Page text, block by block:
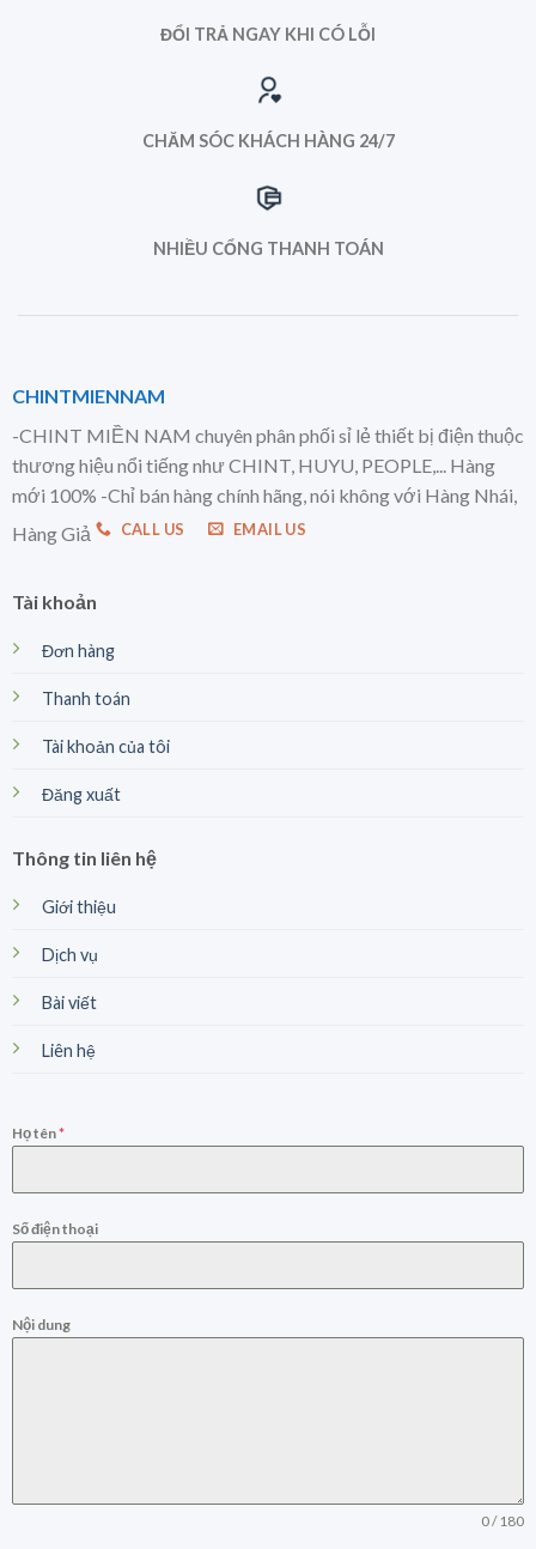
ĐỔI TRẢ NGAY KHI CÓ LỖI
CHĂM SÓC KHÁCH HÀNG 24/7
NHIỀU CỔNG THANH TOÁN
CHINTMIENNAM
-CHINT MIỀN NAM chuyên phân phối sỉ lẻ thiết bị điện thuộc
thương hiệu nổi tiếng như CHINT, HUYU, PEOPLE,... Hàng
mới 100% -Chỉ bán hàng chính hãng, nói không với Hàng Nhái,
Hàng Giả
CALL US EMAIL US
Tài khoản
Đơn hàng
Thanh toán
Tài khoản của tôi
Đăng xuất
Thông tin liên hệ
Giới thiệu
Dịch vụ
Bài viết
Liên hệ
Họ tên*
Số điện thoại
Nội dung
0 / 180